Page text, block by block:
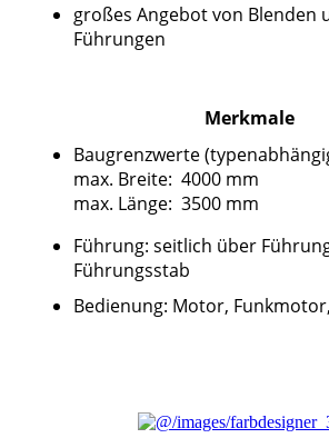
großes Angebot von Blenden
Führungen
Merkmale
Baugrenzwerte
max. Breite: 4000 mm
max. Länge: 3500 mm
Führung: seitlich über
Führungsstab
Bedienung: Motor,